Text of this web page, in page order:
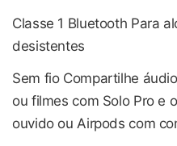
Classe 1 Bluetooth Para
desistentes
Sem fio Compartilhe
ou filmes com Solo Pro e
ouvido ou Airpods com